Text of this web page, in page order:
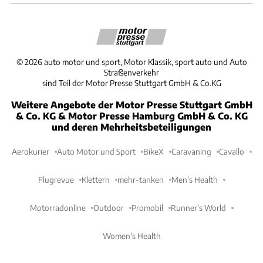
©2026 auto motor und sport, Motor Klassik, sport auto und Auto
Straßenverkehr
sind Teil der Motor Presse Stuttgart GmbH & Co.KG
Weitere Angebote der Motor Presse Stuttgart GmbH
& Co. KG & Motor Presse Hamburg GmbH & Co. KG
und deren Mehrheitsbeteiligungen
Aerokurier Auto Motor und Sport BikeX Caravaning Cavallo
Flugrevue Klettern mehr-tanken Men's Health
Motorradonline Outdoor Promobil Runner's World
Women's Health